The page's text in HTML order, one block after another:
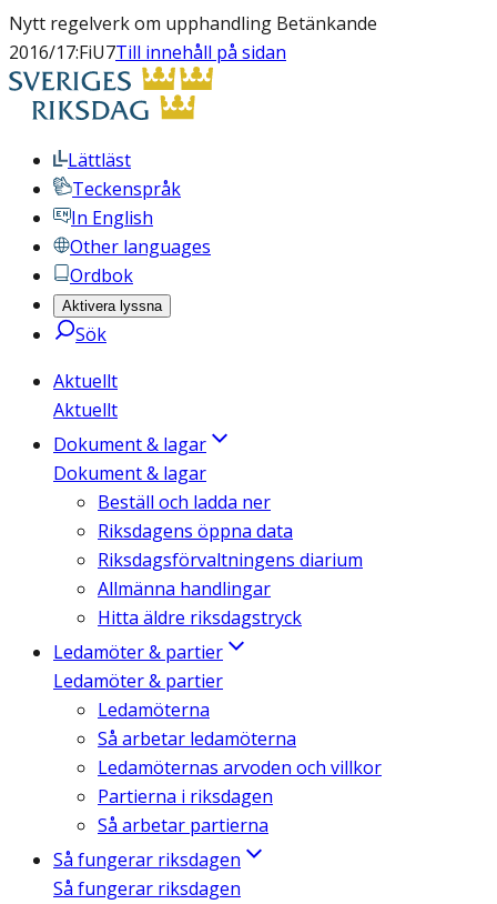
Nytt regelverk om upphandling Betänkande
2016/17:FiU7Till innehåll på sidan
Lättläst
Teckenspråk
In English
Other languages
Ordbok
Aktivera lyssna
Sök
Aktuellt
Aktuellt
Dokument & lagar
Dokument & lagar
Beställ och ladda ner
Riksdagens öppna data
Riksdagsförvaltningens diarium
Allmänna handlingar
Hitta äldre riksdagstryck
Ledamöter & partier
Ledamöter & partier
Ledamöterna
Så arbetar ledamöterna
Ledamöternas arvoden och villkor
Partierna i riksdagen
Så arbetar partierna
Så fungerar riksdagen
Så fungerar riksdagen